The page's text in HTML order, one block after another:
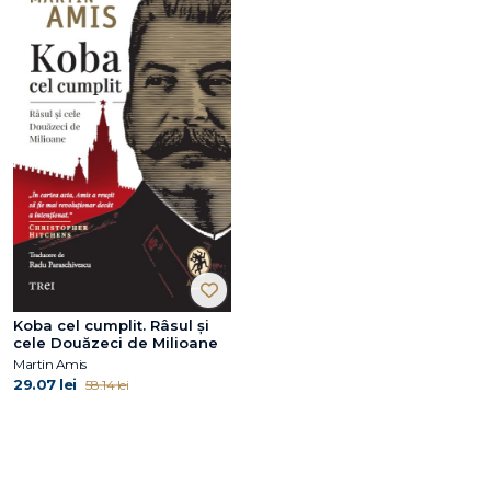
Koba cel cumplit. Râsul și
cele Douăzeci de Milioane
Martin Amis
29.07 lei 58.14 lei